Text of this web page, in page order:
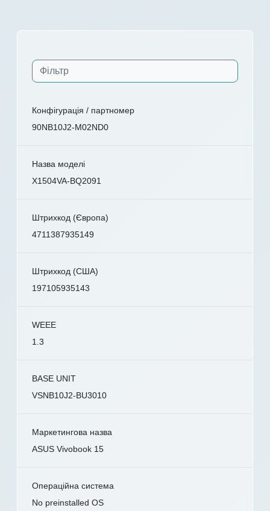
Конфігурація / партномер
90NB10J2-M02ND0
Назва моделі
X1504VA-BQ2091
Штрихкод (Європа)
4711387935149
Штрихкод (США)
197105935143
WEEE
1.3
BASE UNIT
VSNB10J2-BU3010
Маркетингова назва
ASUS Vivobook 15
Операційна система
No preinstalled OS